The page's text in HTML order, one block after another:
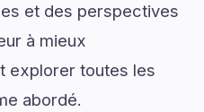
et des perspectives
à mieux
explorer toutes les
abordé.